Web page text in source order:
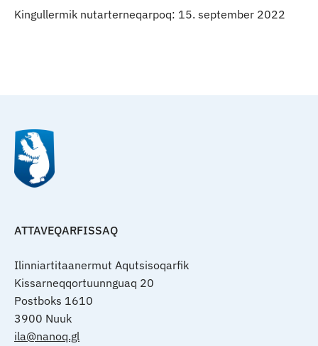
Kingullermik nutarterneqarpoq: 15. september 2022
ATTAVEQARFISSAQ
Ilinniartitaanermut Aqutsisoqarfik
Kissarneqqortuunnguaq 20
Postboks 1610
3900 Nuuk
ila@nanoq.gl